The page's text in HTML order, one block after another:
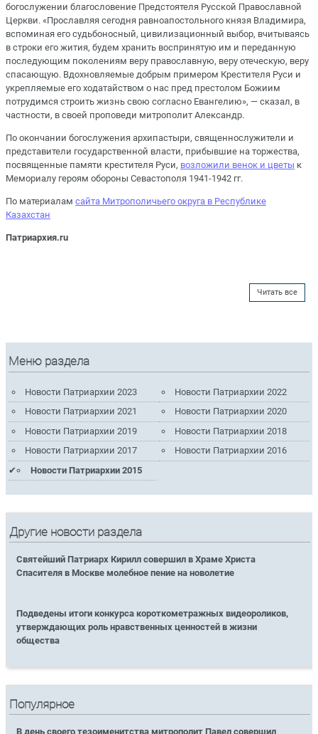
богослужении благословение Предстоятеля Русской Православной
Церкви. «Прославляя сегодня равноапостольного князя Владимира,
вспоминая его судьбоносный, цивилизационный выбор, вчитываясь
в строки его жития, будем хранить воспринятую им и переданную
последующим поколениям веру православную, веру отеческую, веру
спасающую. Вдохновляемые добрым примером Крестителя Руси и
укрепляемые его ходатайством о нас пред престолом Божиим
потрудимся строить жизнь свою согласно Евангелию», — сказал, в
частности, в своей проповеди митрополит Александр.
По окончании богослужения архипастыри, священнослужители и
представители государственной власти, прибывшие на торжества,
посвященные памяти крестителя Руси, возложили венок и цветы к
Мемориалу героям обороны Севастополя 1941-1942 гг.
По материалам сайта Митрополичьего округа в Республике
Казахстан
Патриархия.ru
Читать все
Меню раздела
Новости Патриархии 2023
Новости Патриархии 2022
Новости Патриархии 2021
Новости Патриархии 2020
Новости Патриархии 2019
Новости Патриархии 2018
Новости Патриархии 2017
Новости Патриархии 2016
Новости Патриархии 2015
Другие новости раздела
Святейший Патриарх Кирилл совершил в Храме Христа
Спасителя в Москве молебное пение на новолетие
Подведены итоги конкурса короткометражных видеороликов,
утверждающих роль нравственных ценностей в жизни
общества
Популярное
В день своего тезоименитства митрополит Павел совершил